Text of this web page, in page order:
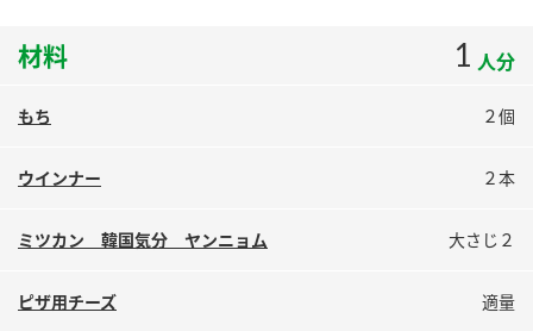
納豆の豆知識
ロングセラー商品 ＋ おすすめレシピ
材料 1 人分
もち ２個
ウインナー ２本
ミツカン 韓国気分 ヤンニョム 大さじ２
ピザ用チーズ 適量